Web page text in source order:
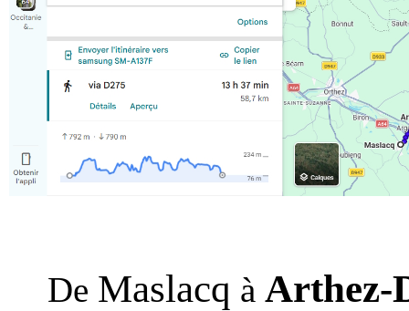
De Maslacq à Arthez-